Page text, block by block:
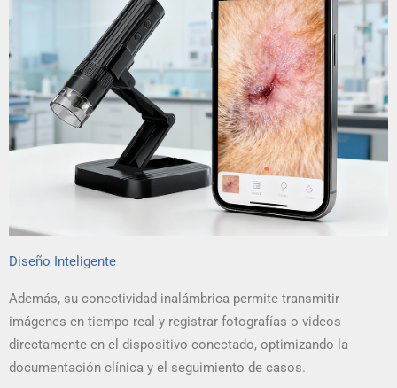
Diseño Inteligente
Además, su conectividad inalámbrica permite transmitir
imágenes en tiempo real y registrar fotografías o videos
directamente en el dispositivo conectado, optimizando la
documentación clínica y el seguimiento de casos.